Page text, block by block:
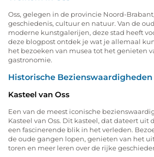
Oss, gelegen in de provincie Noord-
geschiedenis, cultuur en natuur. Van de
moderne kunstgalerijen, deze stad heeft
deze blogpost ontdek je wat je allemaal
het bezoeken van musea tot het genieten
gastronomie.
Historische Bezienswaardigheden
Kasteel van Oss
Een van de meest iconische
Kasteel van Oss. Dit kasteel, dat dateert uit
een fascinerende blik in het verleden.
de oude gangen lopen, genieten van het
toren en meer leren over de rijke